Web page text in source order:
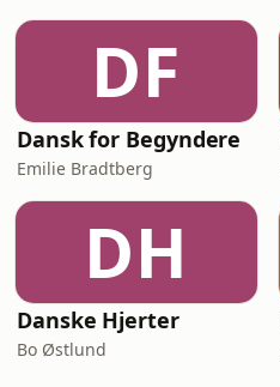
DF
Dansk for Begyndere
Emilie Bradtberg
DH
Danske Hjerter
Bo Østlund